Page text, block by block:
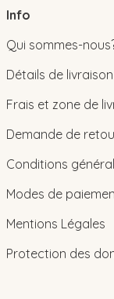
Info
Qui sommes-
Détails de livraison
Frais et zone de
Demande de
Conditions
Modes de
Mentions Légales
Protection des